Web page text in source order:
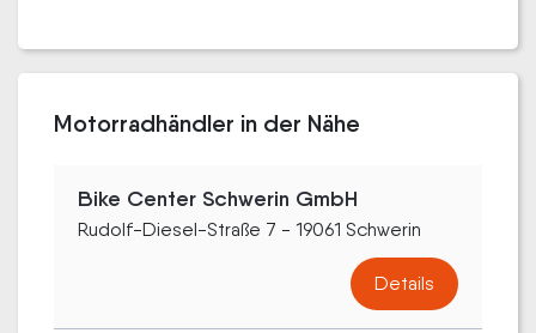
Motorradhändler in der Nähe
Bike Center Schwerin GmbH
Rudolf-Diesel-Straße 7 - 19061 Schwerin
Details